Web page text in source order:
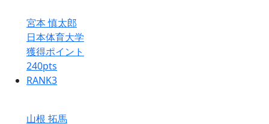
宮本 慎太郎
日本体育大学
獲得ポイント
240pts
RANK3
山根 拓馬